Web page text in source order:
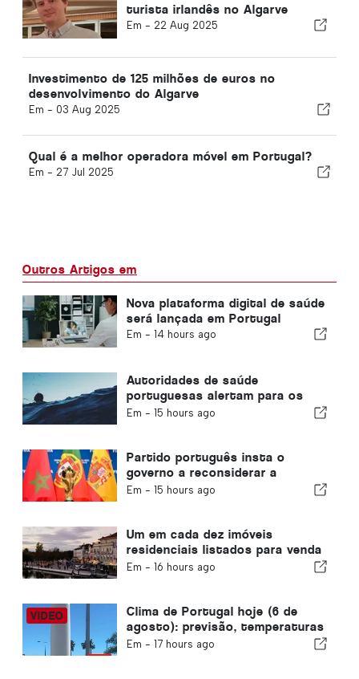
turista irlandês no Algarve
Em - 22 Aug 2025
Investimento de 125 milhões de euros no
desenvolvimento do Algarve
Em - 03 Aug 2025
Qual é a melhor operadora móvel em Portugal?
Em - 27 Jul 2025
Outros Artigos em
Nova plataforma digital de saúde
será lançada em Portugal
Em - 14 hours ago
Autoridades de saúde
portuguesas alertam para os
perigos do afogamento
Em - 15 hours ago
Partido português insta o
governo a reconsiderar a
realização da Copa do Mundo de
Em - 15 hours ago
Um em cada dez imóveis
residenciais listados para venda
em Portugal é vendido em
Em - 16 hours ago
Clima de Portugal hoje (6 de
agosto): previsão, temperaturas
e o que esperar
Em - 17 hours ago